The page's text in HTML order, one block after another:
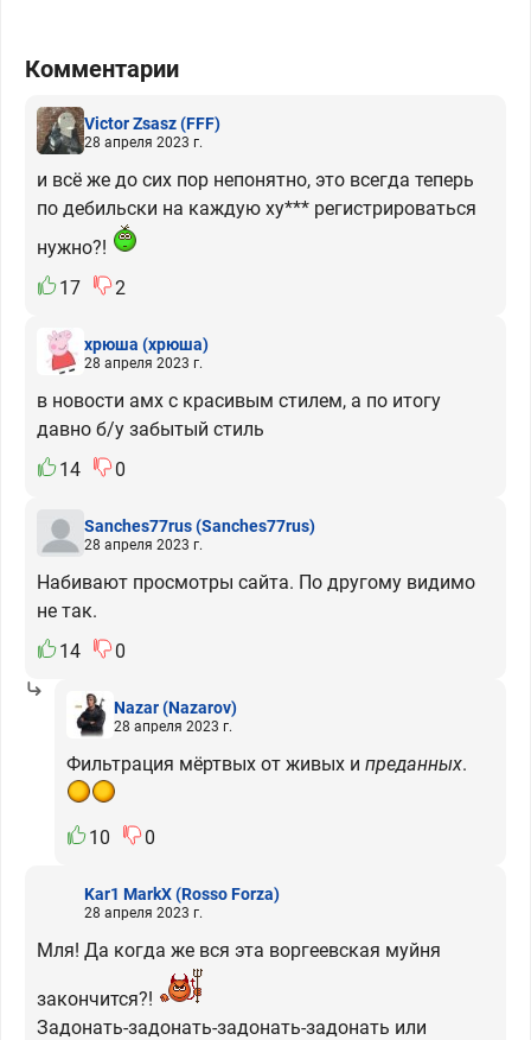
Комментарии
Victor Zsasz(FFF)
28 апреля 2023 г.
и всё же до сих пор непонятно, это всегда теперь
по дебильски на каждую ху*** регистрироваться
нужно?!
17
2
хрюша (хрюша)
28 апреля 2023 г.
в новости амх с красивым стилем, а по итогу
давно б/у забытый стиль
14
0
Sanches77rus(Sanches77rus)
28 апреля 2023 г.
Набивают просмотры сайта. По другому видимо
не так.
14
0
Nazar(Nazarov)
28 апреля 2023 г.
Фильтрация мёртвых от живых и преданных.
10 0
Kar1 MarkX(Rosso Forza)
28 апреля 2023 г.
Мля! Да когда же вся эта воргеевская муйня
закончится?!
Задонать-задонать-задонать-задонать или